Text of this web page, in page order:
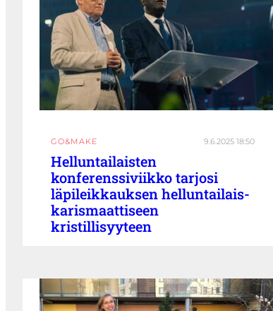
GO&MAKE 9.6.2025 18:50
Helluntailaisten
konferenssiviikko tarjosi
läpileikkauksen helluntailais-
karismaattiseen
kristillisyyteen